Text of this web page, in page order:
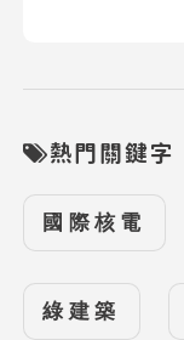
熱門關鍵字
國際核電
綠建築